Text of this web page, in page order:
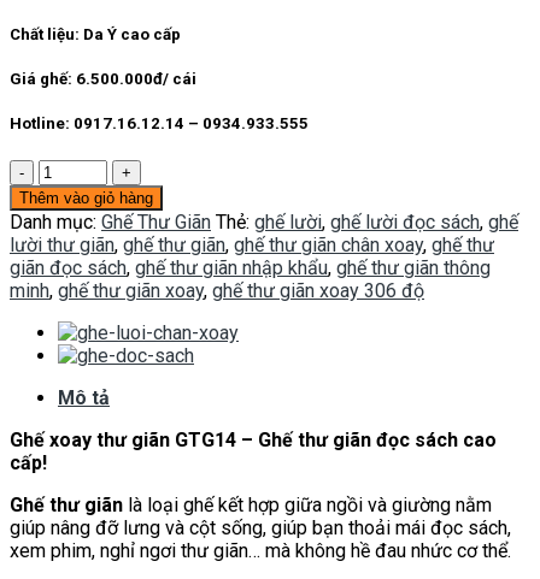
là:
Chất liệu: Da Ý cao cấp
Giá ghế: 6.500.000đ/ cái
Hotline: 0917.16.12.14 – 0934.933.555
Ghế
thư
giãn
GTG14
số
lượng
Thêm vào giỏ hàng
Danh mục: Ghế Thư Giãn Thẻ: ghế lười, ghế lười đọc sách, ghế
lười thư giãn, ghế thư giãn, ghế thư giãn chân xoay, ghế thư
giãn đọc sách, ghế thư giãn nhập khẩu, ghế thư giãn thông
minh, ghế thư giãn xoay, ghế thư giãn xoay 306 độ
Mô tả
Ghế xoay thư giãn GTG14 – Ghế thư giãn đọc sách cao
cấp!
Ghế thư giãn là loại ghế kết hợp giữa ngồi và giường nằm
giúp nâng đỡ lưng và cột sống, giúp bạn thoải mái đọc sách,
xem phim, nghỉ ngơi thư giãn… mà không hề đau nhức cơ thể.